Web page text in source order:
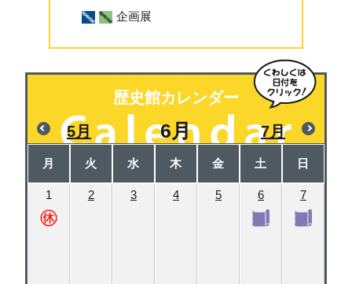
企画展
歴史館カレンダー
5月
6月 7月
月 火 水 木 金 土 日
1 2 3 4 5 6 7